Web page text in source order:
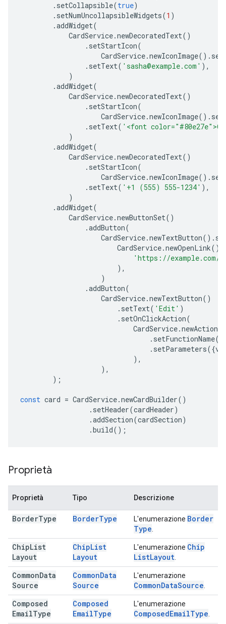
. setCollapsible(true)
. setNumUncollapsibleWidgets(1 )
.addWidget(
CardService.newDecoratedText()
. setStartIcon(
CardService.newIconImage().
. setText( 'sasha@example.com' ),
)
.addWidget(
CardService.newDecoratedText()
. setStartIcon(
CardService.newIconImage().
. setText( '<font
)
.addWidget(
CardService.newDecoratedText()
. setStartIcon(
CardService.newIconImage().
. setText( '+1 (555) 555-1234' ),
)
.addWidget(
CardService.newButtonSet()
.addButton(
CardService.newTextButton().
CardService.newOpenLink().
'https://example.com/
),
)
.addButton(
CardService.newTextButton()
. setText( 'Edit' )
. setOnClickAction(
CardService.newAction
. setFunctionName(
. setParameters({
),
),
);
const card = CardService.newCardBuilder()
. setHeader(cardHeader)
.addSection(cardSection)
.build();
Proprietà
Proprietà Tipo Descrizione
BorderType BorderType L'enumerazione Border
Type
ChipList
Layout
ChipList
Layout
L'enumerazione Chip
ListLayout
CommonData
Source
CommonData
Source
L'enumerazione
CommonDataSource
Composed
EmailType
Composed
EmailType
L'enumerazione
ComposedEmailType